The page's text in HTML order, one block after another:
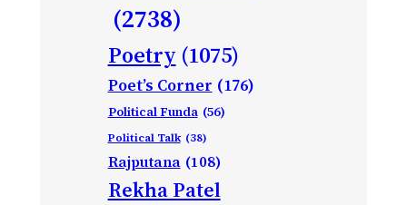
(2738)
Poetry (1075)
Poet’s Corner (176)
Political Funda (56)
Political Talk (38)
Rajputana (108)
Rekha Patel